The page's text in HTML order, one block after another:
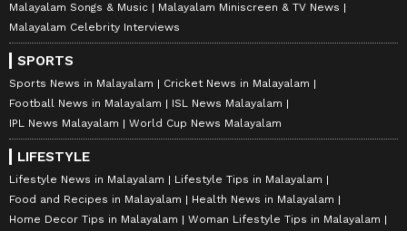
Malayalam Songs & Music
Malayalam Miniscreen & TV News
Malayalam Celebrity Interviews
SPORTS
Sports News in Malayalam
Cricket News in Malayalam
Football News in Malayalam
ISL News Malayalam
IPL News Malayalam
World Cup News Malayalam
LIFESTYLE
Lifestyle News in Malayalam
Lifestyle Tips in Malayalam
Food and Recipes in Malayalam
Health News in Malayalam
Home Decor Tips in Malayalam
Woman Lifestyle Tips in Malayalam